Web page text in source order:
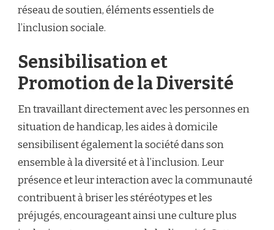
réseau de soutien, éléments essentiels de
l’inclusion sociale.
Sensibilisation et
Promotion de la Diversité
En travaillant directement avec les personnes en
situation de handicap, les aides à domicile
sensibilisent également la société dans son
ensemble à la diversité et à l’inclusion. Leur
présence et leur interaction avec la communauté
contribuent à briser les stéréotypes et les
préjugés, encourageant ainsi une culture plus